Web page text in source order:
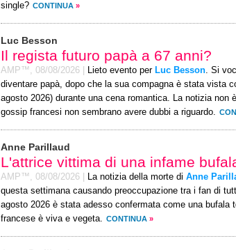
single? CONTINUA »
Luc Besson
Il regista futuro papà a 67 anni?
AMP™, 08/08/2026 Lieto evento per Luc Besson. Si
diventare papà, dopo che la sua compagna è stata vista
agosto 2026) durante una cena romantica. La notizia
gossip francesi non sembrano avere dubbi a riguardo.
Anne Parillaud
L'attrice vittima di una infame
AMP™, 08/08/2026 La notizia della morte di Anne
questa settimana causando preoccupazione tra i fan di
agosto 2026 è stata adesso confermata come una bufala
francese è viva e vegeta. CONTINUA »